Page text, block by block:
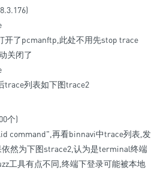
开了pcmanftp,此处不用先stop trace
关闭了
trace列表如下图trace2
个)
command",再看binnavi中trace列表,发
然为下图strace2,认为是terminal终端
工具有点不同,终端下登录可能被本地